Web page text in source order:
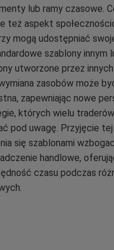
lub ramy czasowe.
też aspekt
mogą udostępniać
szablony innym
utworzone przez
zasobów może
zapewniając nowe
których wielu
pod uwagę. Przyjęcie
się szablonami
handlowe,
czasu podczas